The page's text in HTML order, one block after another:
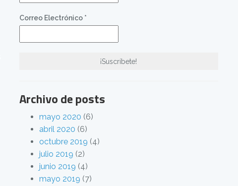
Correo Electrónico *
Archivo de posts
mayo 2020 (6)
abril 2020 (6)
octubre 2019 (4)
julio 2019 (2)
junio 2019 (4)
mayo 2019 (7)